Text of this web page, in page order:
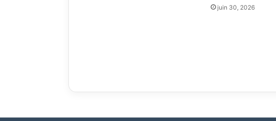
juin 30, 2026